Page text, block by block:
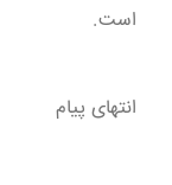
است.
انتهای پیام